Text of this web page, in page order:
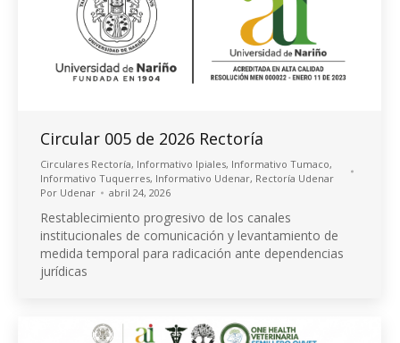
Circular 005 de 2026 Rectoría
Circulares Rectoría, Informativo Ipiales, Informativo Tumaco,
Informativo Tuquerres, Informativo Udenar, Rectoría Udenar
Por Udenar abril 24, 2026
Restablecimiento progresivo de los canales
institucionales de comunicación y levantamiento de
medida temporal para radicación ante dependencias
jurídicas